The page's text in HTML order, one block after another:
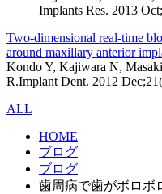
Implants Res. 2013
Two-dimensional real-time
around maxillary anterior
Kondo Y, Kajiwara N,
R.Implant Dent. 2012
ALL
HOME
ブログ
ブログ
歯周病で歯がボロボ